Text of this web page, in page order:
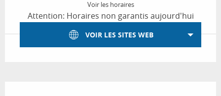
Voir les horaires
Attention: Horaires non garantis aujourd'hui
VOIR LES SITES WEB